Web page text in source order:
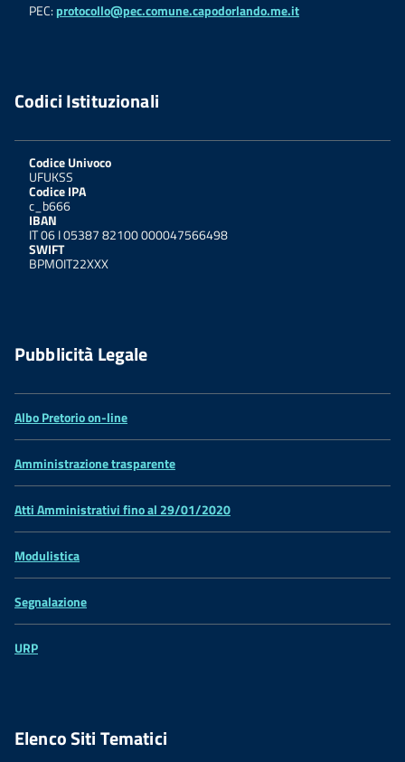
PEC: protocollo@pec.comune.capodorlando.me.it
Codici Istituzionali
Codice Univoco
UFUKSS
Codice IPA
c_b666
IBAN
IT 06 I 05387 82100 000047566498
SWIFT
BPMOIT22XXX
Pubblicità Legale
Albo Pretorio on-line
Amministrazione trasparente
Atti Amministrativi fino al 29/01/2020
Modulistica
Segnalazione
URP
Elenco Siti Tematici